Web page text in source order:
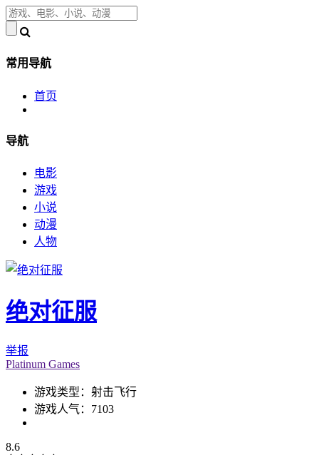
常用导航
首页
导航
电影
游戏
小说
动漫
人物
绝对征服
举报
Platinum Games
游戏类型：射击飞行
游戏人气：7103
8.6